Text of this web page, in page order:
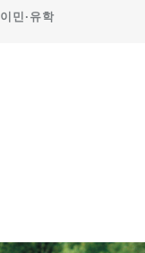
이민·유학